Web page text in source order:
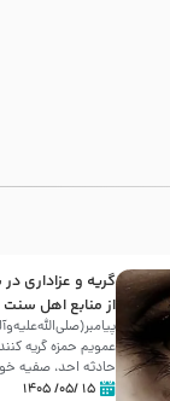
گریه و عزاداری
از منابع اهل سنت
عمویم حمزه گریه
حادثه احد، صفیه
۱۵ /۰۵/ ۱۴۰۵